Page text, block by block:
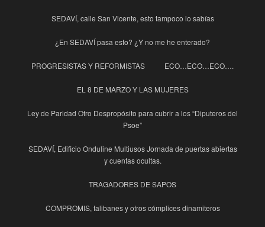
SEDAVÍ, calle San Vicente, esto tampoco lo sabías
¿En SEDAVÍ pasa esto? ¿Y no me he enterado?
PROGRESISTAS Y REFORMISTAS ECO…ECO…ECO….
EL 8 DE MARZO Y LAS MUJERES
Ley de Paridad Otro Despropósito para cubrir a los “Diputeros del
Psoe”
SEDAVÍ, Edificio Onduline Multiusos Jornada de puertas abiertas
y cuentas ocultas.
TRAGADORES DE SAPOS
COMPROMIS, talibanes y otros cómplices dinamiteros